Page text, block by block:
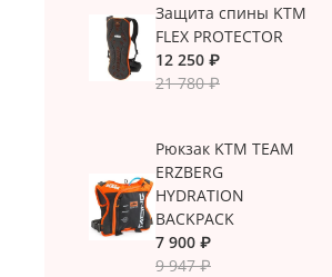
Защита спины KTM
FLEX PROTECTOR
12 250 ₽
21 780 ₽
Рюкзак KTM TEAM
ERZBERG
HYDRATION
BACKPACK
7 900 ₽
9 947 ₽